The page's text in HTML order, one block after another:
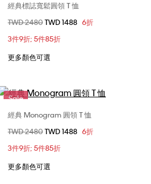
選擇您的尺碼
XXS
XS
經典標誌寬鬆圓領 T 恤
價格扣減從
TWD 2480至
TWD 1488 6折
3件9折; 5件85折
更多顏色可選
Sale
選擇您的尺碼
XXS
XS
L
經典 Monogram 圓領 T 恤
價格扣減從
TWD 2480至
TWD 1488 6折
3件9折; 5件85折
更多顏色可選